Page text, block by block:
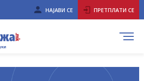
НАЈАВИ СЕ ПРЕТПЛАТИ СЕ